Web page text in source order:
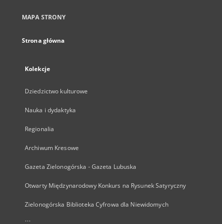
MAPA STRONY
Strona główna
Kolekcje
Dziedzictwo kulturowe
Nauka i dydaktyka
Regionalia
Archiwum Kresowe
Gazeta Zielonogórska - Gazeta Lubuska
Otwarty Międzynarodowy Konkurs na Rysunek Satyryczny
Zielonogórska Biblioteka Cyfrowa dla Niewidomych
...